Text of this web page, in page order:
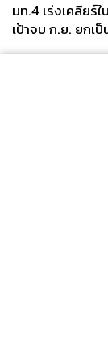
มท.4 เร่งเคลียร์
เป้าจบ ก.ย. ยกเ